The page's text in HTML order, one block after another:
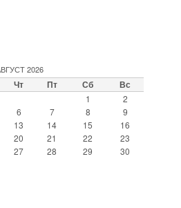
2026
Чт Пт Сб Вс
1
2
6 7 8
9
13 14 15
16
20 21 22
23
27 28 29
30